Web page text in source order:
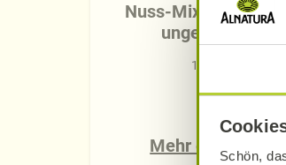
Schön,
Nuss-Mix geröstet &
ungesalzen
150 g
Mehr erfahren